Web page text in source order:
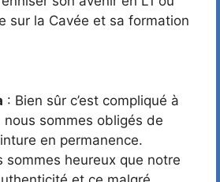
sur la Cavée et sa formation
: Bien sûr c’est compliqué à
sommes obligés de
en permanence.
sommes heureux que notre